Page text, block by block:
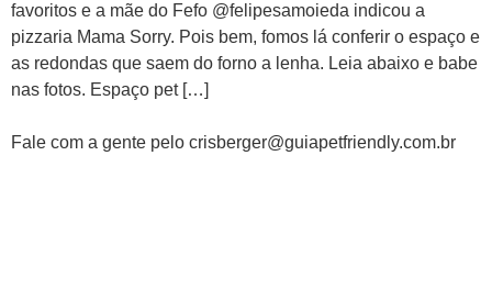
favoritos e a mãe do Fefo @felipesamoieda indicou a
pizzaria Mama Sorry. Pois bem, fomos lá conferir o espaço e
as redondas que saem do forno a lenha. Leia abaixo e babe
nas fotos. Espaço pet […]
Fale com a gente pelo crisberger@guiapetfriendly.com.br